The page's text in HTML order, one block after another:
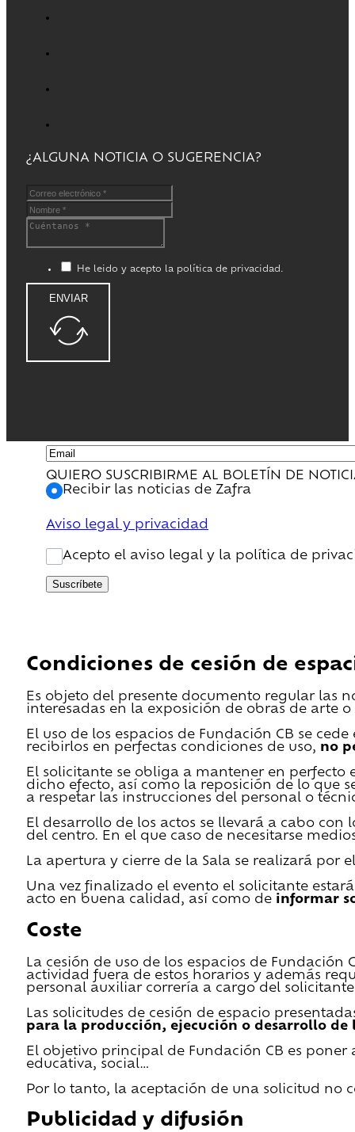
¿ALGUNA NOTICIA O SUGERENCIA?
He leido y acepto la política de privacidad.
ENVIAR
QUIERO SUSCRIBIRME AL BOLETÍN DE
Recibir las noticias de Zafra
Aviso legal y privacidad
Acepto el aviso legal y la política de
Suscríbete
Condiciones de cesión de
Es objeto del presente documento regular las
interesadas en la exposición de obras de arte
El uso de los espacios de Fundación CB se
recibirlos en perfectas condiciones de uso, no
El solicitante se obliga a mantener en perfecto
dicho efecto, así como la reposición de lo que
a respetar las instrucciones del personal o
El desarrollo de los actos se llevará a cabo
del centro. En el que caso de necesitarse
La apertura y cierre de la Sala se realizará por
Una vez finalizado el evento el solicitante
acto en buena calidad, así como de informar
Coste
La cesión de uso de los espacios de
actividad fuera de estos horarios y además
personal auxiliar correría a cargo del
Las solicitudes de cesión de espacio
para la producción, ejecución o desarrollo de
El objetivo principal de Fundación CB es
educativa, social…
Por lo tanto, la aceptación de una solicitud
Publicidad y difusión